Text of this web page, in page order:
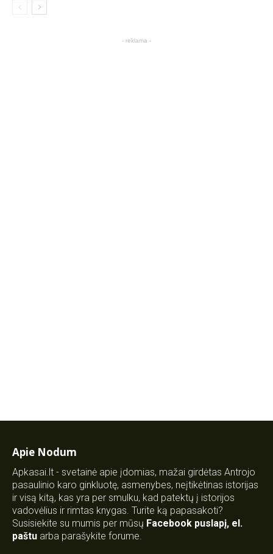
- reklama -
Apie Nodum
Apkasai.lt - svetainė apie įdomias, mažai girdėtas Antrojo
pasaulinio karo ginkluotę, asmenybes, neįtikėtinas istorijas
ir visą kitą, kas yra per smulku, kad patektų į istorijos
vadovėlius ir rimtas knygas. Turite ką papasakoti?
Susisiekite su mumis per mūsų Facebook puslapį, el.
paštu arba parašykite forume.